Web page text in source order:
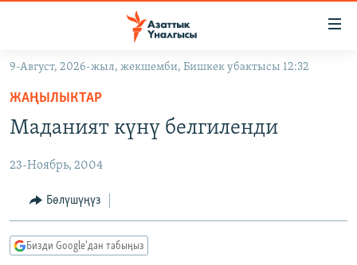
Навигацияга
өтүңүз
Издөөгө
салыңыз
САЯСАТ
ЭКОНОМИКА
ДҮЙНӨ
ДҮЙНӨ
БОРБОР АЗИЯ
УКРАИНА
АТАЙЫН ИЛИКТӨӨ
БҮГҮН АЗАТТЫКТА
ПОДКАСТ
9-Август, 2026-жыл, жекшемби, Бишкек убактысы 12:32
ЖАҢЫЛЫКТАР
Маданият күнү белгиленди
23-Ноябрь, 2004
Бөлүшүңүз
Бизди Google'дан табыңыз